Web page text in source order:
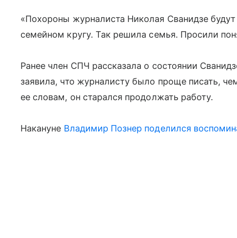
«Похороны журналиста Николая Сванидзе
семейном кругу. Так решила семья. Просили
Ранее член СПЧ рассказала о состоянии
заявила, что журналисту было проще писать,
ее словам, он старался продолжать работу.
Накануне Владимир Познер поделился